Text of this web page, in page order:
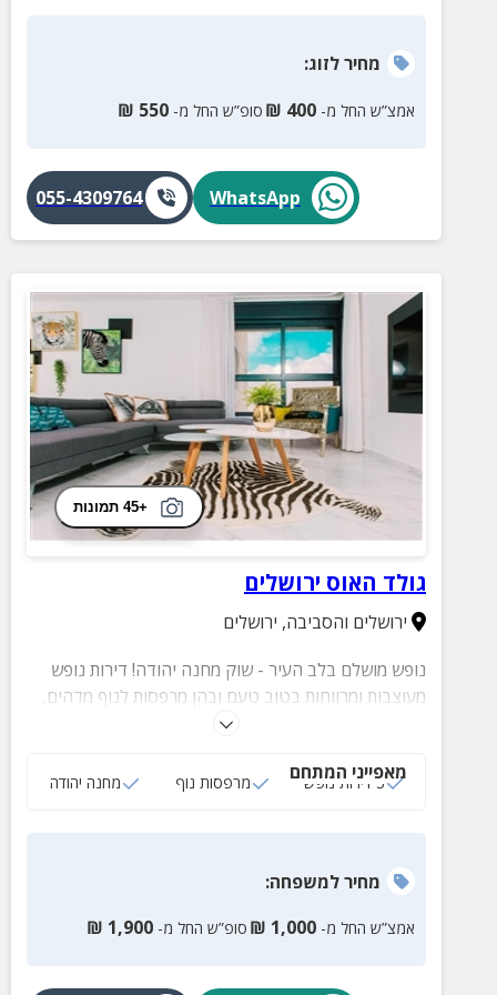
מחירלזוג:
אמצ”ש החל מ- 400
₪ סופ”ש החל מ- 550
₪
WhatsApp
055-4309764
+45 תמונות
גולד האוס ירושלים
ירושלים והסביבה, ירושלים
נופש מושלם בלב העיר - שוק מחנה יהודה! דירות נופש
מעוצבות ומרווחות בטוב טעם ובהן מרפסות לנוף מדהים,
איבזור מלא, התאמות לאירועים ייחודים, יש אפשרות
מאפייני המתחם
3 דירות נופש מרפסות נוף מחנה יהודה
מחירלמשפחה:
אמצ”ש החל מ- 1,000
₪ סופ”ש החל מ- 1,900
₪